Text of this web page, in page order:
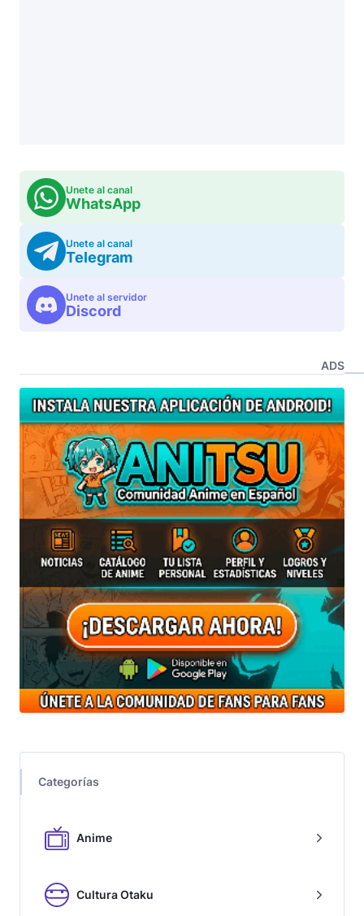
Unete al canal
WhatsApp
Unete al canal
Telegram
Unete al servidor
Discord
ADS
Categorías
Anime
Cultura Otaku